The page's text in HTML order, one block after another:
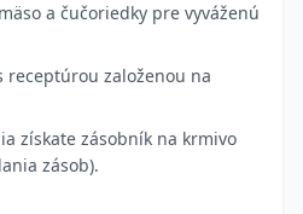
a čučoriedky pre vyváženú
receptúrou založenou na
získate zásobník na krmivo
zásob).